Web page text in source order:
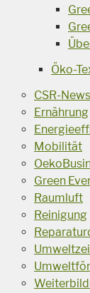
Öko-
CSR-
Ernährung
Mobilität
Green
Raumluft
Reinigung